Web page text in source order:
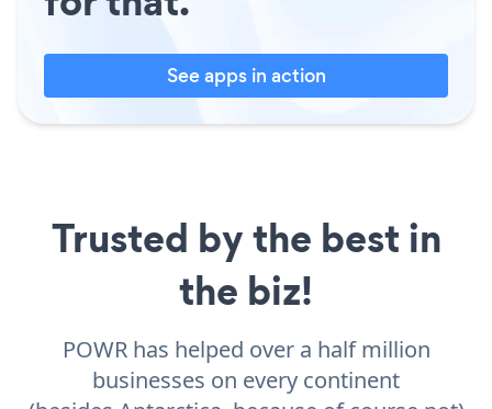
See apps in action
Trusted by the best in
the biz!
POWR has helped over a half million
businesses on every continent